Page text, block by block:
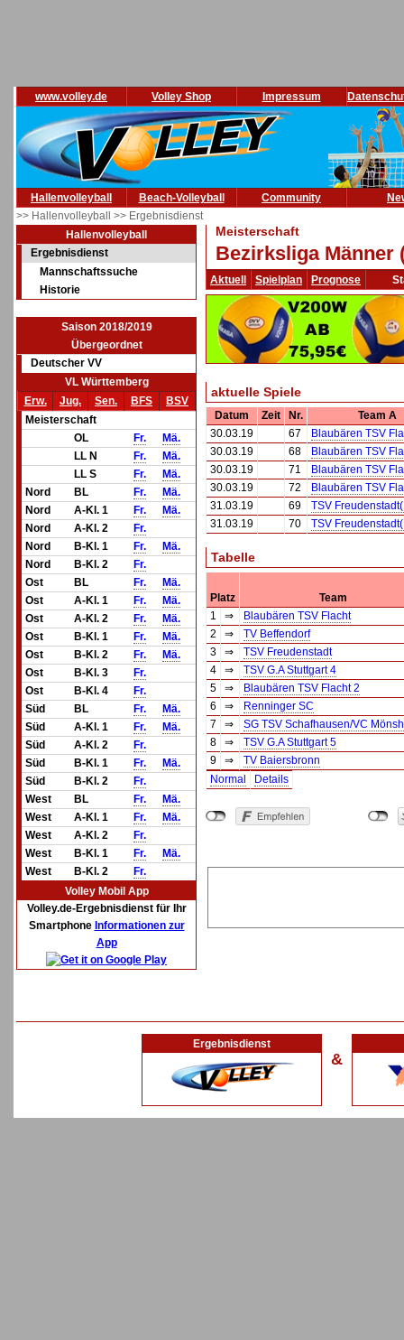
www.volley.de Volley Shop Impressum
Hallenvolleyball Beach-Volleyball Community
>> Hallenvolleyball >> Ergebnisdienst
Hallenvolleyball
Ergebnisdienst
Mannschaftssuche
Historie
Saison 2018/2019
Übergeordnet
Deutscher VV
VL Württemberg
Erw.
Jug. Sen. BFS
BSV
Meisterschaft
OL
Fr.
Mä.
LL N
Fr.
Mä.
LL S
Fr.
Mä.
Nord
BL Fr.
Mä.
Nord
A-Kl. 1 Fr.
Mä.
Nord
A-Kl. 2
Fr.
Nord
B-Kl. 1 Fr.
Mä.
Nord
B-Kl. 2
Fr.
Ost
BL Fr.
Mä.
Ost
A-Kl. 1 Fr.
Mä.
Ost
A-Kl. 2 Fr.
Mä.
Ost
B-Kl. 1 Fr.
Mä.
Ost
B-Kl. 2 Fr.
Mä.
Ost
B-Kl. 3
Fr.
Ost
B-Kl. 4
Fr.
Süd
BL Fr.
Mä.
Süd
A-Kl. 1 Fr.
Mä.
Süd
A-Kl. 2
Fr.
Süd
B-Kl. 1 Fr.
Mä.
Süd
B-Kl. 2
Fr.
West
BL Fr.
Mä.
West
A-Kl. 1 Fr.
Mä.
West
A-Kl. 2
Fr.
West
B-Kl. 1 Fr.
Mä.
West
B-Kl. 2
Fr.
Volley Mobil App
Volley.de-Ergebnisdienst für Ihr
Smartphone Informationen zur
App
Meisterschaft
Bezirksliga Männer
Aktuell Spielplan Prognose
aktuelle Spiele
Datum Zeit Nr.
Team A
30.03.19
67
Blaubären TSV
30.03.19
68
Blaubären TSV
30.03.19
71
Blaubären TSV
30.03.19
72
Blaubären TSV
31.03.19
69
TSV
31.03.19
70 TSV
Tabelle
Platz
Team
1
⇒
Blaubären TSV Flacht
2
⇒
TV Beffendorf
3
⇒
TSV Freudenstadt
4
⇒
TSV G.A Stuttgart 4
5
⇒
Blaubären TSV Flacht 2
6
⇒
Renninger SC
7
⇒
SG TSV Schafhausen/VC
8
⇒
TSV G.A Stuttgart 5
9
⇒
TV Baiersbronn
Normal
Details
Ergebnisdienst
&